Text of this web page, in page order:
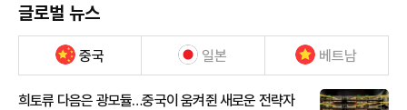
글로벌 뉴스
중국 일본 베트남
희토류 다음은 광모듈…중국이 움켜쥔 새로운 전략자